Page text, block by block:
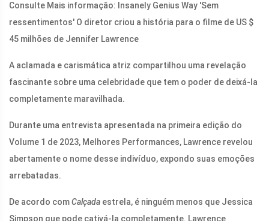
Consulte Mais informação: Insanely Genius Way 'Sem
ressentimentos' O diretor criou a história para o filme de US $
45 milhões de Jennifer Lawrence
A aclamada e carismática atriz compartilhou uma revelação
fascinante sobre uma celebridade que tem o poder de deixá-la
completamente maravilhada.
Durante uma entrevista apresentada na primeira edição do
Volume 1 de 2023, Melhores Performances, Lawrence revelou
abertamente o nome desse indivíduo, expondo suas emoções
arrebatadas.
De acordo comCalçada estrela, é ninguém menos que Jessica
Simpson que pode cativá-la completamente. Lawrence